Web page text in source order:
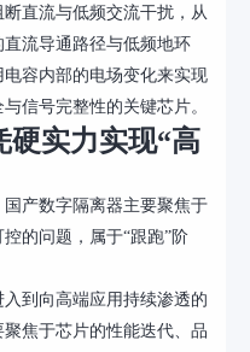
直流与低频交流干扰，从
流导通路径与低频地环
容内部的电场变化来实现
信号完整性的关键芯片。
硬实力实现“高
产数字隔离器主要聚焦于
的问题，属于“跟跑”阶
到向高端应用持续渗透的
焦于芯片的性能迭代、品